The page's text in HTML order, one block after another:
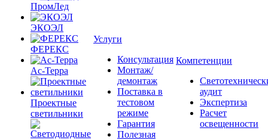
ПромЛед
ЭКОЭЛ
ФЕРЕКС
Ас-Терра
Проектные
светильники
Услуги
Консультация
Монтаж/
демонтаж
Поставка в
тестовом
режиме
Гарантия
Полезная
Компетенции
аудит
Экспертиза
Расчет
освещенности